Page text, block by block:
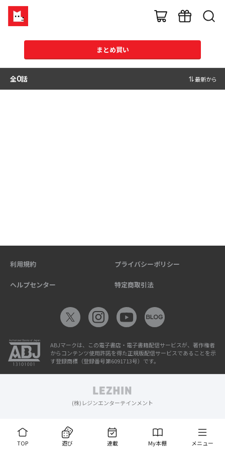
まとめ買い
全0話 最新から
TOP 遊び 連載 My本棚 メニュー
利用規約 プライバシーポリシー
ヘルプセンター 特定商取引法
ABJマークは、この電子書店・電子書籍配信サービスが、著作権者
からコンテンツ使用許諾を得た正規版配信サービスであることを示
す登録商標（登録番号第6091713号）です。
(株)レジンエンターテインメント